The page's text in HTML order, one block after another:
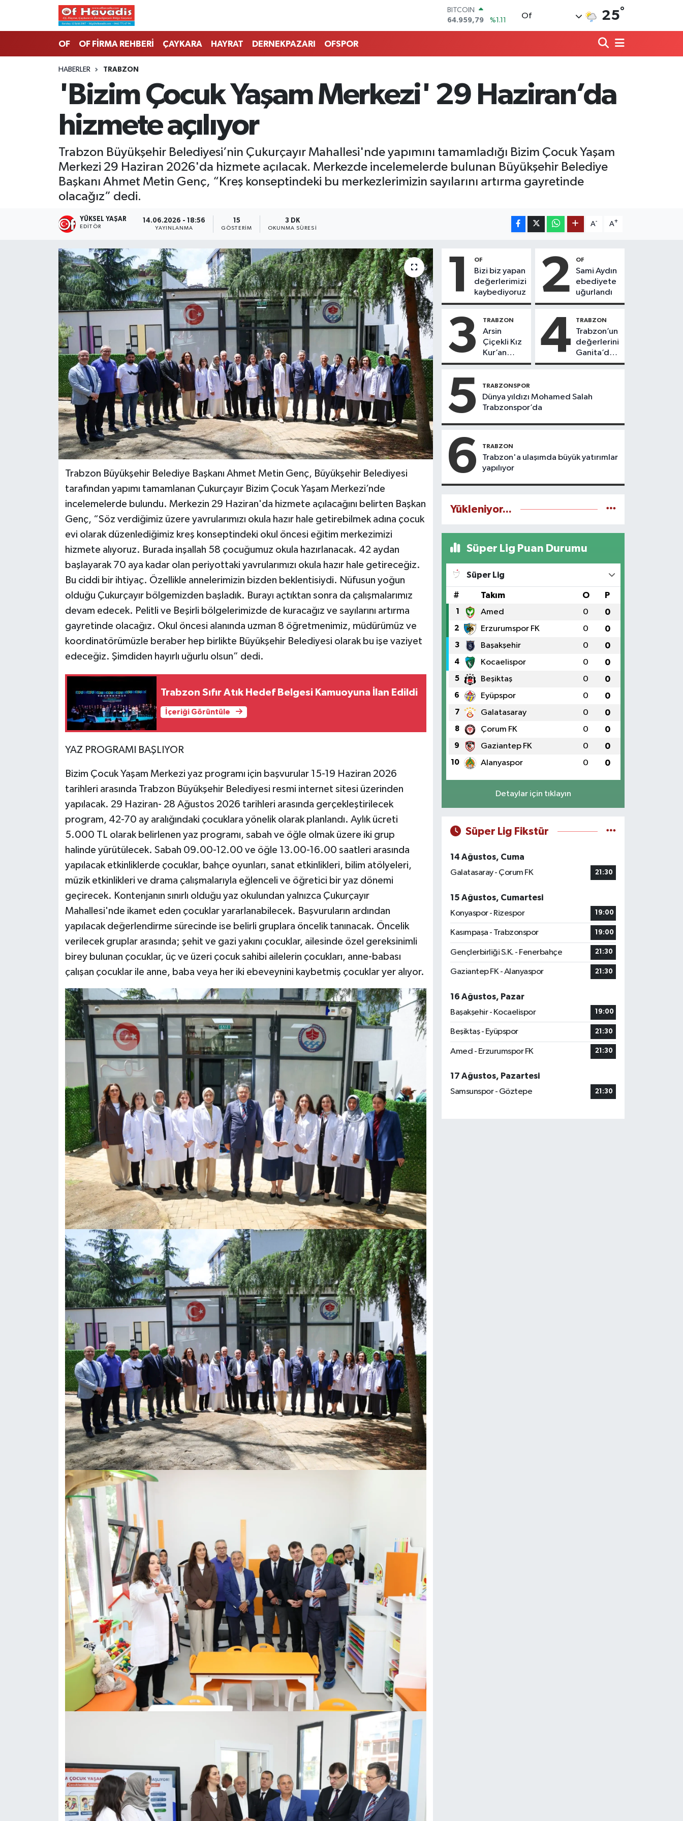
DOLAR
47,7436
%0.18
EURO
6660.55
BİST100
13.779
Of 25°
OF OF FİRMA REHBERİ ÇAYKARA HAYRAT DERNEKPAZARI OFSPOR
HABERLER TRABZON
'Bizim Çocuk Yaşam Merkezi' 29 Haziran’da
hizmete açılıyor
Trabzon Büyükşehir Belediyesi’nin Çukurçayır Mahallesi'nde yapımını tamamladığı Bizim Çocuk Yaşam
Merkezi 29 Haziran 2026'da hizmete açılacak. Merkezde incelemelerde bulunan Büyükşehir Belediye
Başkanı Ahmet Metin Genç, “Kreş konseptindeki bu merkezlerimizin sayılarını artırma gayretinde
olacağız” dedi.
YÜKSEL YAŞAR
EDITÖR
14.06.2026 - 18:56
YAYINLANMA
15
GÖSTERIM
3 DK
OKUNMA SÜRESI
A- A+
Trabzon Büyükşehir Belediye Başkanı Ahmet Metin Genç, Büyükşehir Belediyesi
tarafından yapımı tamamlanan Çukurçayır Bizim Çocuk Yaşam Merkezi’nde
incelemelerde bulundu. Merkezin 29 Haziran'da hizmete açılacağını belirten Başkan
Genç, “Söz verdiğimiz üzere yavrularımızı okula hazır hale getirebilmek adına çocuk
evi olarak düzenlediğimiz kreş konseptindeki okul öncesi eğitim merkezimizi
hizmete alıyoruz. Burada inşallah 58 çocuğumuz okula hazırlanacak. 42 aydan
başlayarak 70 aya kadar olan periyottaki yavrularımızı okula hazır hale getireceğiz.
Bu ciddi bir ihtiyaç. Özellikle annelerimizin bizden beklentisiydi. Nüfusun yoğun
olduğu Çukurçayır bölgemizden başladık. Burayı açtıktan sonra da çalışmalarımız
devam edecek. Pelitli ve Beşirli bölgelerimizde de kuracağız ve sayılarını artırma
gayretinde olacağız. Okul öncesi alanında uzman 8 öğretmenimiz, müdürümüz ve
koordinatörümüzle beraber hep birlikte Büyükşehir Belediyesi olarak bu işe vaziyet
edeceğiz. Şimdiden hayırlı uğurlu olsun” dedi.
Trabzon Sıfır Atık Hedef Belgesi Kamuoyuna İlan Edildi
İçeriği Görüntüle
YAZ PROGRAMI BAŞLIYOR
Bizim Çocuk Yaşam Merkezi yaz programı için başvurular 15-19 Haziran 2026
tarihleri arasında Trabzon Büyükşehir Belediyesi resmi internet sitesi üzerinden
yapılacak. 29 Haziran- 28 Ağustos 2026 tarihleri arasında gerçekleştirilecek
program, 42-70 ay aralığındaki çocuklara yönelik olarak planlandı. Aylık ücreti
5.000 TL olarak belirlenen yaz programı, sabah ve öğle olmak üzere iki grup
halinde yürütülecek. Sabah 09.00-12.00 ve öğle 13.00-16.00 saatleri arasında
yapılacak etkinliklerde çocuklar, bahçe oyunları, sanat etkinlikleri, bilim atölyeleri,
müzik etkinlikleri ve drama çalışmalarıyla eğlenceli ve öğretici bir yaz dönemi
geçirecek. Kontenjanın sınırlı olduğu yaz okulundan yalnızca Çukurçayır
Mahallesi'nde ikamet eden çocuklar yararlanabilecek. Başvuruların ardından
yapılacak değerlendirme sürecinde ise belirli gruplara öncelik tanınacak. Öncelik
verilecek gruplar arasında; şehit ve gazi yakını çocuklar, ailesinde özel gereksinimli
birey bulunan çocuklar, üç ve üzeri çocuk sahibi ailelerin çocukları, anne-babası
çalışan çocuklar ile anne, baba veya her iki ebeveynini kaybetmiş çocuklar yer alıyor.
1 OF
Bizi biz yapan
değerlerimizi
kaybediyoruz
2 OF
Sami Aydın
ebediyete
uğurlandı
3 TRABZON
Arsin
Çiçekli Kız
Kur’an
Kursu’nda
icazet aldı
4 TRABZON
Trabzon’un
değerlerini
Ganita’da
yaşatıyoruz
5 TRABZONSPOR
Dünya yıldızı Mohamed Salah
Trabzonspor’da
6 TRABZON
Trabzon'a ulaşımda büyük yatırımlar
yapılıyor
Yükleniyor...
Süper Lig Puan Durumu
Süper Lig
# Takım O P
1 Amed 0 0
2 Erzurumspor FK 0 0
3 Başakşehir 0 0
4 Kocaelispor 0 0
5 Beşiktaş 0 0
6 Eyüpspor 0 0
7 Galatasaray 0 0
8 Çorum FK 0 0
9 Gaziantep FK 0 0
10 Alanyaspor 0 0
Detaylar için tıklayın
Süper Lig Fikstür
14 Ağustos, Cuma
Galatasaray - Çorum FK
21:30
15 Ağustos, Cumartesi
Konyaspor - Rizespor
19:00
Kasımpaşa - Trabzonspor 19:00
Gençlerbirliği S.K. - Fenerbahçe 21:30
Gaziantep FK - Alanyaspor 21:30
16 Ağustos, Pazar
Başakşehir - Kocaelispor
19:00
Beşiktaş - Eyüpspor 21:30
Amed - Erzurumspor FK 21:30
17 Ağustos, Pazartesi
Samsunspor - Göztepe
21:30
Trabzon Nöbetçi Eczaneler
Trabzon Namaz Vakitleri
Trabzon Trafik Yoğunluk Haritası
Tüm Manşetler
Son Dakika Haberleri
Haber Arşivi